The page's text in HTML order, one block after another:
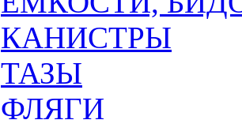
КАНИСТРЫ
ТАЗЫ
ФЛЯГИ